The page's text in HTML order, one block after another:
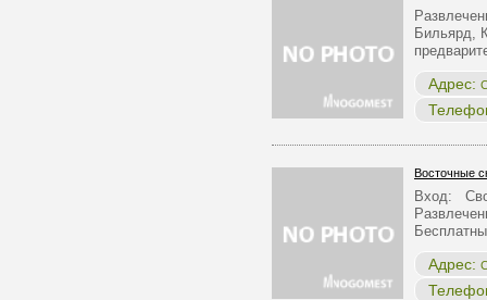
Бильярд,
Адрес:
Восточные
Вход:
Адрес: